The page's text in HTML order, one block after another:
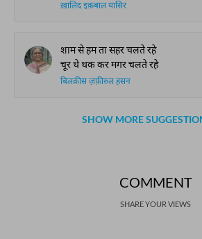
ख़ालिद इक़बाल यासिर
शाम से हम ता सहर चलते रहे
चूर थे थक कर मगर चलते रहे
बिलक़ीस ज़फ़ीरुल हसन
SHOW MORE
COMMENT
SHARE YOUR VIEWS